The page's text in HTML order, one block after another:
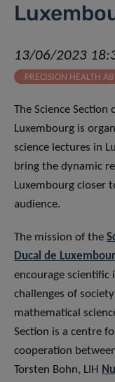
13/06/2023
PRECISION HEALTH
The Science
Luxembourg is
science lectures in
bring the dynamic
Luxembourg closer
audience.
The mission of the
Ducal de
encourage scientific
challenges of
mathematical
Section is a centre
cooperation
Torsten Bohn, LIH